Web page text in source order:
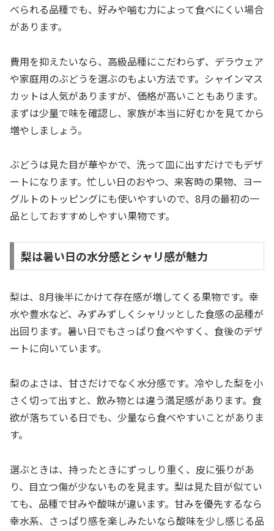
べられる品種でも、好みや噛む力によって食べにくい場合
があります。
費用を抑えたいなら、高級品種にこだわらず、デラウェア
や家庭用のぶどうを選ぶのもよい方法です。シャインマス
カットは人気がありますが、価格が高いこともあります。
まずは少量で味を確認し、家族が本当に好むかを見てから
増やしましょう。
ぶどうは見た目が華やかで、洗って皿に出すだけでもデザ
ートになります。忙しい日のおやつ、来客時の果物、ヨー
グルトのトッピングにも使いやすいので、8月の最初の一
品としておすすめしやすい果物です。
梨は暑い日の水分感とシャリ感が魅力
梨は、8月後半にかけて存在感が増してくる果物です。幸
水や豊水など、みずみずしくシャリッとした食感の品種が
出回ります。暑い日でもさっぱり食べやすく、食後のデザ
ートに向いています。
梨のよさは、甘さだけでなく水分感です。冷やした梨を小
さく切って出すと、飲み物とは違う満足感があります。食
欲が落ちている日でも、少量なら食べやすいことがありま
す。
選ぶときは、持ったときにずっしり重く、皮に張りがあ
り、目立つ傷が少ないものを見ます。梨は見た目が似てい
ても、品種で甘みや酸味が違います。甘みを優先するなら
幸水系、さっぱり感を楽しみたいなら酸味を少し感じる品